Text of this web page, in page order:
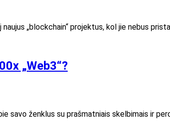
„blockchain“ projektus, kol jie nebus
„Web3“?
savo ženklus su prašmatniais skelbimais ir